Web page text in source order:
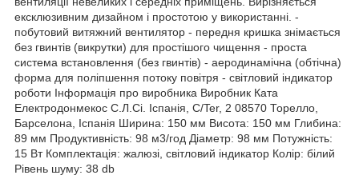
ексклюзивним дизайном і простотою у використанні. -
побутовий витяжний вентилятор - передня кришка знімається
без гвинтів (викрутки) для простішого чищення - проста
система встановлення (без гвинтів) - аеродинамічна (обтічна)
форма для поліпшення потоку повітря - світловий індикатор
роботи Інформація про виробника Виробник Ката
Електродонмекос С.Л.Сі. Іспанія, C/Ter, 2 08570 Торелло,
Барселона, Іспанія Ширина: 150 мм Висота: 150 мм Глибина:
89 мм Продуктивність: 98 м3/год Діаметр: 98 мм Потужність:
15 Вт Комплектація: жалюзі, світловий індикатор Колір: білий
Рівень шуму: 38 db